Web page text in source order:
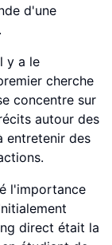
d'une
y a le
cherche
concentre sur
autour des
entretenir des
l'importance
direct était la